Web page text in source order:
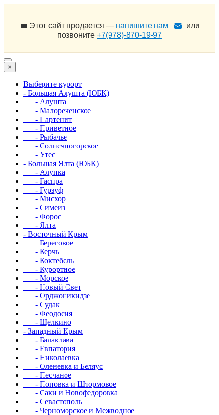
💼 Этот сайт продается — напишите нам
или
позвоните +7(978)-870-19-97
×
Выберите курорт
- Большая Алушта (ЮБК)
- Алушта
- Малореченское
- Партенит
- Приветное
- Рыбачье
- Солнечногорское
- Утес
- Большая Ялта (ЮБК)
- Алупка
- Гаспра
- Гурзуф
- Мисхор
- Симеиз
- Форос
- Ялта
- Восточный Крым
- Береговое
- Керчь
- Коктебель
- Курортное
- Морское
- Новый Свет
- Орджоникидзе
- Судак
- Феодосия
- Щелкино
- Западный Крым
- Балаклава
- Евпатория
- Николаевка
- Оленевка и Беляус
- Песчаное
- Поповка и Штормовое
- Саки и Новофедоровка
- Севастополь
- Черноморское и Межводное